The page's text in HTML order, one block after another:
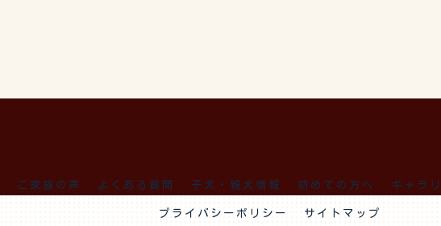
ご家族の声 よくある質問 子犬・親犬情報 初めての方へ ギャラ
プライバシーポリシー サイトマップ